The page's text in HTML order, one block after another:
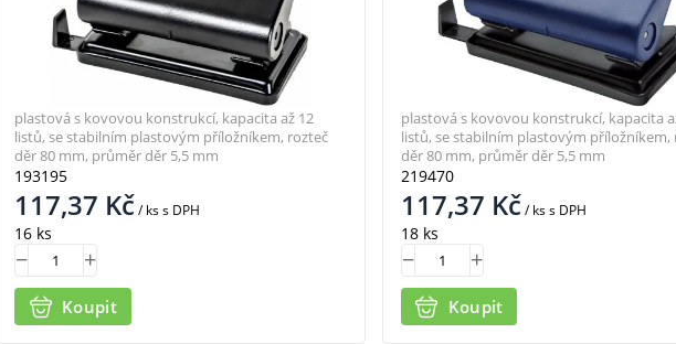
193195
117,37 Kč/ kss DPH
16 ks
Koupit
plastová s kovovou konstrukcí, kapacita až 12
listů, se stabilním plastovým příložníkem, rozteč
děr 80 mm, průměr děr 5,5 mm
219470
117,37 Kč/ kss DPH
18 ks
Koupit
plastová s kovovou konstrukcí, kapacita
listů, se stabilním plastovým příložníkem,
děr 80 mm, průměr děr 5,5 mm